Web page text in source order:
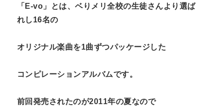
「E-vo」とは、ベりメリ全校の生徒さんより選ば
れし16名の
オリジナル楽曲を1曲ずつパッケージした
コンピレーションアルバムです。
前回発売されたのが2011年の夏なので